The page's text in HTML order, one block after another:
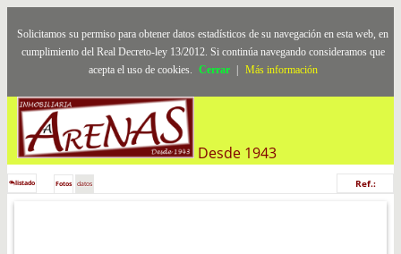
Solicitamos su permiso para obtener datos estadísticos de su navegación en esta web, en
cumplimiento del Real Decreto-ley 13/2012. Si continúa navegando consideramos que
acepta el uso de cookies. Cerrar Más información
Desde 1943
listado Fotos datos Ref.: